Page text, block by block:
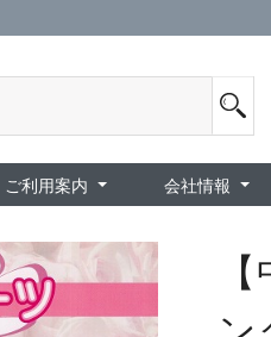
ご利用案内
会社情報